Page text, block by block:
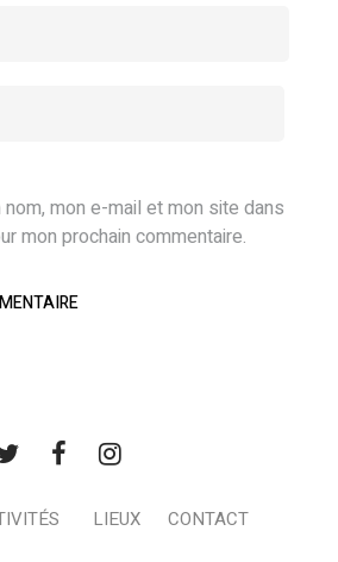
mon e-mail et mon site dans
mon prochain commentaire.
LIEUX CONTACT